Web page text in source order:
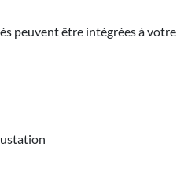
peuvent être intégrées à votre